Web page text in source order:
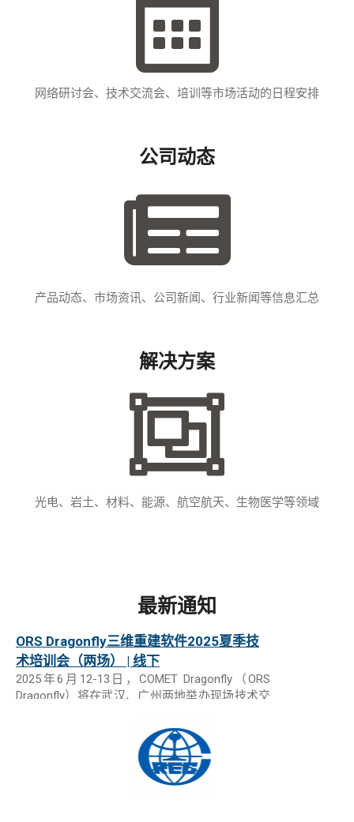
网络研讨会、技术交流会、培训等市场活动的日程安排
公司动态
产品动态、市场资讯、公司新闻、行业新闻等信息汇总
解决方案
光电、岩土、材料、能源、航空航天、生物医学等领域
最新通知
积社科技正式成为Softree Technical
2026年1月积社科技与Softree公司正式签署战略
合作协议，成为其在中国区的唯一合作伙伴。
RiverFlow2D洪水泥石流数值分析2025年
秋季网络交流会 | 线上
流数值分析网络交流会。
水泥石流数值分析技术交流会。
ORS Dragonfly三维重建软件2025夏季技
术培训会（两场） | 线下
2025年6月12-13日，COMET Dragonfly（ORS
Dragonfly）将在武汉、广州两地举办现场技术交
流会。报名请点击……